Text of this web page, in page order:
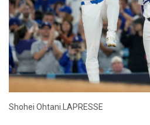
Shohei Ohtani.LAPRESSE